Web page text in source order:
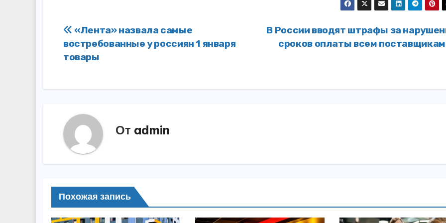
Навигация
по
В России вводят штрафы за
сроков оплаты всем
«Лента» назвала самые
востребованные у россиян 1 января
товары
От admin
Похожая запись